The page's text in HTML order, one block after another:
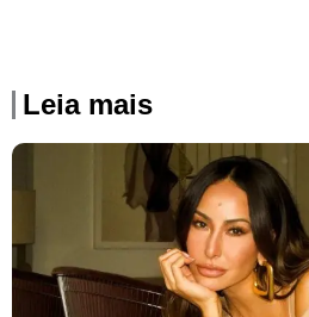
Leia mais